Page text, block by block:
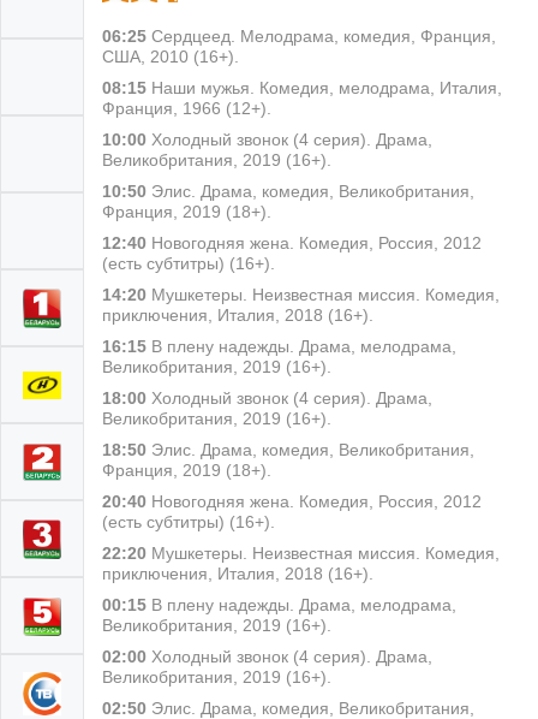
06:25 Сердцеед. Мелодрама, комедия, Франция,
США, 2010 (16+).
08:15 Наши мужья. Комедия, мелодрама, Италия,
Франция, 1966 (12+).
10:00 Холодный звонок (4 серия). Драма,
Великобритания, 2019 (16+).
10:50 Элис. Драма, комедия, Великобритания,
Франция, 2019 (18+).
12:40 Новогодняя жена. Комедия, Россия, 2012
(есть субтитры) (16+).
14:20 Мушкетеры. Неизвестная миссия. Комедия,
приключения, Италия, 2018 (16+).
16:15 В плену надежды. Драма, мелодрама,
Великобритания, 2019 (16+).
18:00 Холодный звонок (4 серия). Драма,
Великобритания, 2019 (16+).
18:50 Элис. Драма, комедия, Великобритания,
Франция, 2019 (18+).
20:40 Новогодняя жена. Комедия, Россия, 2012
(есть субтитры) (16+).
22:20 Мушкетеры. Неизвестная миссия. Комедия,
приключения, Италия, 2018 (16+).
00:15 В плену надежды. Драма, мелодрама,
Великобритания, 2019 (16+).
02:00 Холодный звонок (4 серия). Драма,
Великобритания, 2019 (16+).
02:50 Элис. Драма, комедия, Великобритания,